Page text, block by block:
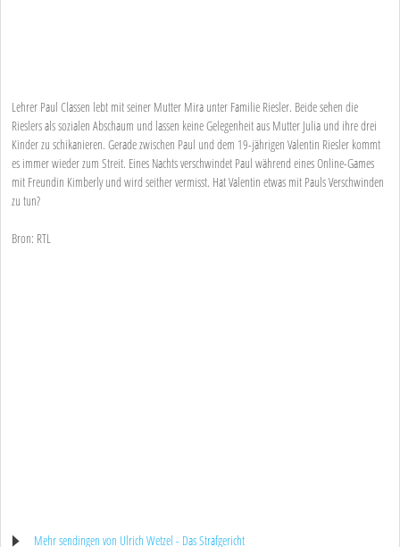
Lehrer Paul Classen lebt mit seiner Mutter Mira unter Familie Riesler. Beide sehen die
Rieslers als sozialen Abschaum und lassen keine Gelegenheit aus Mutter Julia und ihre drei
Kinder zu schikanieren. Gerade zwischen Paul und dem 19-jährigen Valentin Riesler kommt
es immer wieder zum Streit. Eines Nachts verschwindet Paul während eines Online-Games
mit Freundin Kimberly und wird seither vermisst. Hat Valentin etwas mit Pauls Verschwinden
zu tun?
Bron: RTL
Mehr sendingen von Ulrich Wetzel - Das Strafgericht